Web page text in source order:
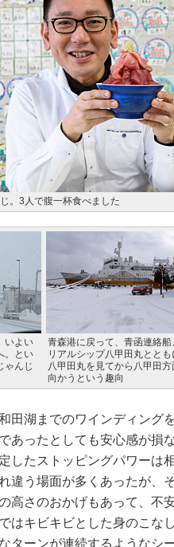
。3人で腹一杯食べました
いよい
。とい
ゃんじ
青森港に戻って、青函連絡船
リアルシップ八甲田丸ととも
八甲田丸を見てから八甲田方
向かうという趣向
田湖までのワインディング
あったとしても安心感が損
したストッピングパワーは
違う場面が多くあったが、
高さのおかげもあって、不
はキビキビとした身のこな
ターンが連続するようなシ